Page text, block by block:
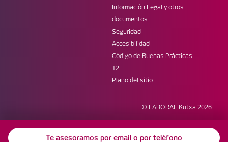
Información Legal y otros
documentos
Seguridad
Accesibilidad
Código de Buenas Prácticas
12
Plano del sitio
© LABORAL Kutxa 2026
Te asesoramos por email o por teléfono